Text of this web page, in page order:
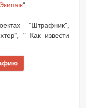
Экипаж".
"Штрафник",
" Как извести